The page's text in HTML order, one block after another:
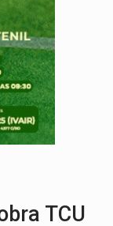
sábado (8) de calor intenso
de espera, asfalto chega ao
programação do Festival de
de digitação' em declaração de
pelo adicional de incentivo com
TCU